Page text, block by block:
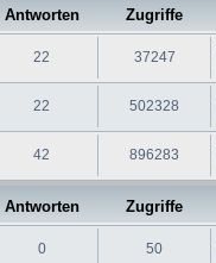
Antworten Zugriffe
22 37247
22 502328
42 896283
Antworten Zugriffe
0 50